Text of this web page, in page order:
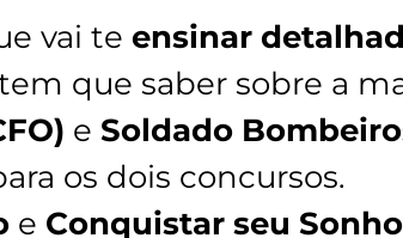
vai te ensinar
que saber sobre a
e Soldado
os dois concursos.
e Conquistar seu Sonho